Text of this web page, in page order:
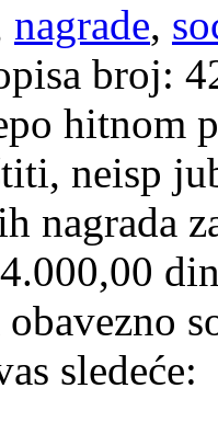
nagrade,
broj:
hitnom
neisp
nagrada
sledeće: